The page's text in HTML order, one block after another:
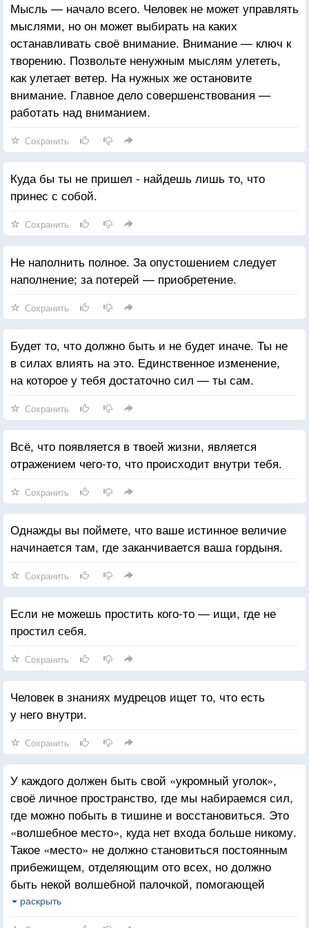
Мысль — начало всего. Человек не может управлять
мыслями, но он может выбирать на каких
останавливать своё внимание. Внимание — ключ к
творению. Позвольте ненужным мыслям улететь,
как улетает ветер. На нужных же остановите
внимание. Главное дело совершенствования —
работать над вниманием.
Сохранить
Куда бы ты не пришел - найдешь лишь то, что
принес с собой.
Сохранить
Не наполнить полное. За опустошением следует
наполнение; за потерей — приобретение.
Сохранить
Будет то, что должно быть и не будет иначе. Ты не
в силах влиять на это. Единственное изменение,
на которое у тебя достаточно сил — ты сам.
Сохранить
Всё, что появляется в твоей жизни, является
отражением чего-то, что происходит внутри тебя.
Сохранить
Однажды вы поймете, что ваше истинное величие
начинается там, где заканчивается ваша гордыня.
Сохранить
Если не можешь простить кого-то — ищи, где не
простил себя.
Сохранить
Человек в знаниях мудрецов ищет то, что есть
у него внутри.
Сохранить
У каждого должен быть свой «укромный уголок»,
своё личное пространство, где мы набираемся сил,
где можно побыть в тишине и восстановиться. Это
«волшебное место», куда нет входа больше никому.
Такое «место» не должно становиться постоянным
прибежищем, отделяющим ото всех, но должно
быть некой волшебной палочкой, помогающей
опустошиться, чтобы затем снова наполниться.
раскрыть